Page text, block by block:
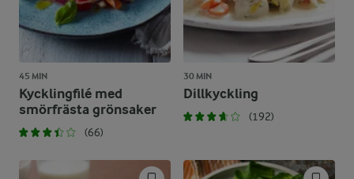
45 MIN
Kycklingfilé med
smörfrästa grönsaker
(66)
30 MIN
Dillkyckling
(192)